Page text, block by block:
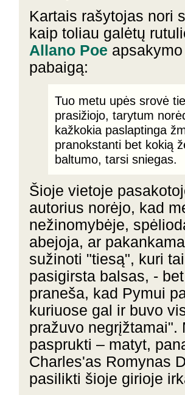
Kartais rašytojas nori
kaip toliau galėtų
Allano Poe apsakymo
pabaigą:
Tuo metu upės srovė
prasižiojo, tarytum
kažkokia paslaptinga
pranokstanti bet kokią
baltumo, tarsi sniegas.
Šioje vietoje
autorius norėjo, kad
nežinomybėje,
abejoja, ar
sužinoti "tiesą", kuri
pasigirsta balsas, -
praneša, kad Pymui
kuriuose gal ir buvo
pražuvo
pasprukti – matyt,
Charles'as Romynas
pasilikti šioje girioje